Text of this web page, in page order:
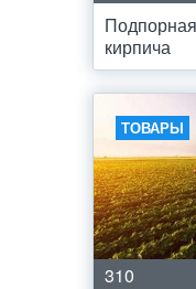
кирпича
ТОВАРЫ
310